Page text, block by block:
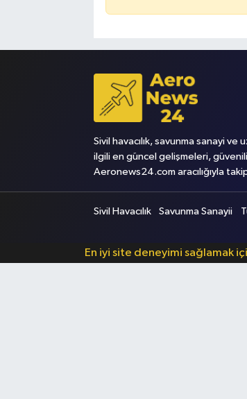
Sivil havacılık, savunma sanayi ve
ilgili en güncel gelişmeleri,
Aeronews24.com aracılığıyla
Sivil Havacılık Savunma Sanayii
En iyi site deneyimi sağlamak